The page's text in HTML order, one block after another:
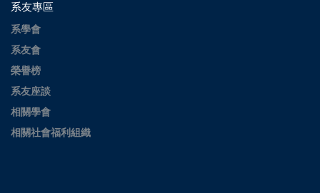
系友專區
系學會
系友會
榮譽榜
系友座談
相關學會
相關社會福利組織